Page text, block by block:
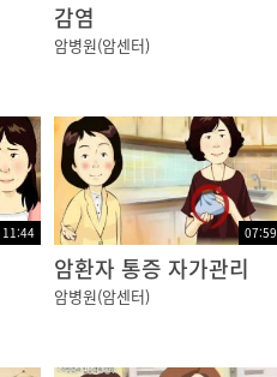
감염
암병원(암센터)
11:44 07:59
암환자 통증 자가관리
암병원(암센터)